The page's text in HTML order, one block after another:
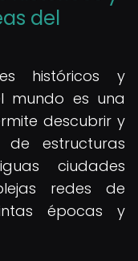
del
históricos y
mundo es una
descubrir y
estructuras
ciudades
redes de
épocas y